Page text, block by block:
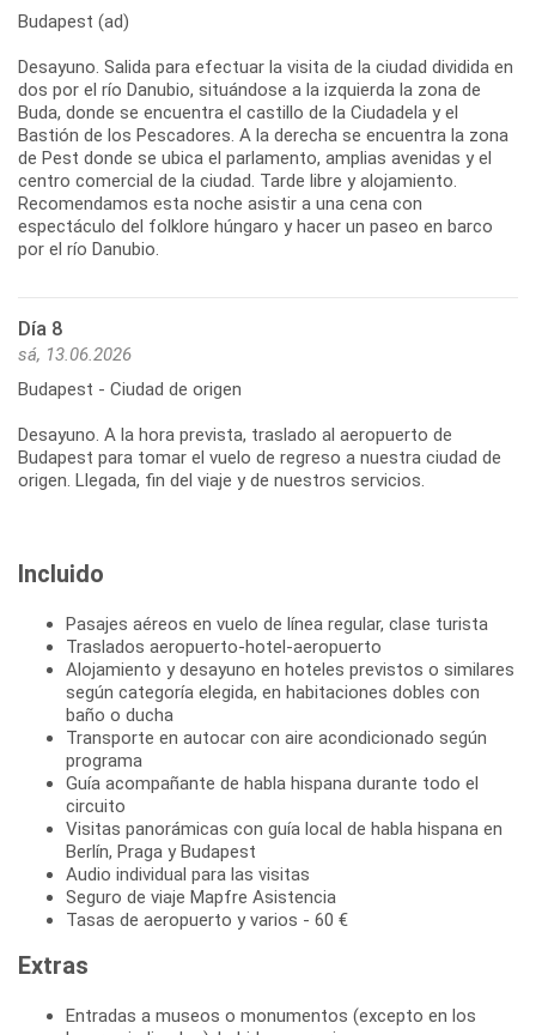
Budapest (ad)
Desayuno. Salida para efectuar la visita de la ciudad dividida en
dos por el río Danubio, situándose a la izquierda la zona de
Buda, donde se encuentra el castillo de la Ciudadela y el
Bastión de los Pescadores. A la derecha se encuentra la zona
de Pest donde se ubica el parlamento, amplias avenidas y el
centro comercial de la ciudad. Tarde libre y alojamiento.
Recomendamos esta noche asistir a una cena con
espectáculo del folklore húngaro y hacer un paseo en barco
por el río Danubio.
Día 8
sá, 13.06.2026
Budapest - Ciudad de origen
Desayuno. A la hora prevista, traslado al aeropuerto de
Budapest para tomar el vuelo de regreso a nuestra ciudad de
origen. Llegada, fin del viaje y de nuestros servicios.
Incluido
Pasajes aéreos en vuelo de línea regular, clase turista
Traslados aeropuerto-hotel-aeropuerto
Alojamiento y desayuno en hoteles previstos o similares
según categoría elegida, en habitaciones dobles con
baño o ducha
Transporte en autocar con aire acondicionado según
programa
Guía acompañante de habla hispana durante todo el
circuito
Visitas panorámicas con guía local de habla hispana en
Berlín, Praga y Budapest
Audio individual para las visitas
Seguro de viaje Mapfre Asistencia
Tasas de aeropuerto y varios - 60 €
Extras
Entradas a museos o monumentos (excepto en los